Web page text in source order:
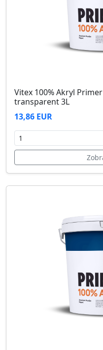
Vitex 100% Akryl
transparent 3L
13,86 EUR